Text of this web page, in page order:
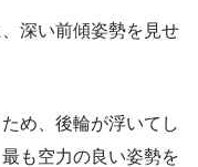
深い前傾姿勢を見せ
め、後輪が浮いてし
も空力の良い姿勢を